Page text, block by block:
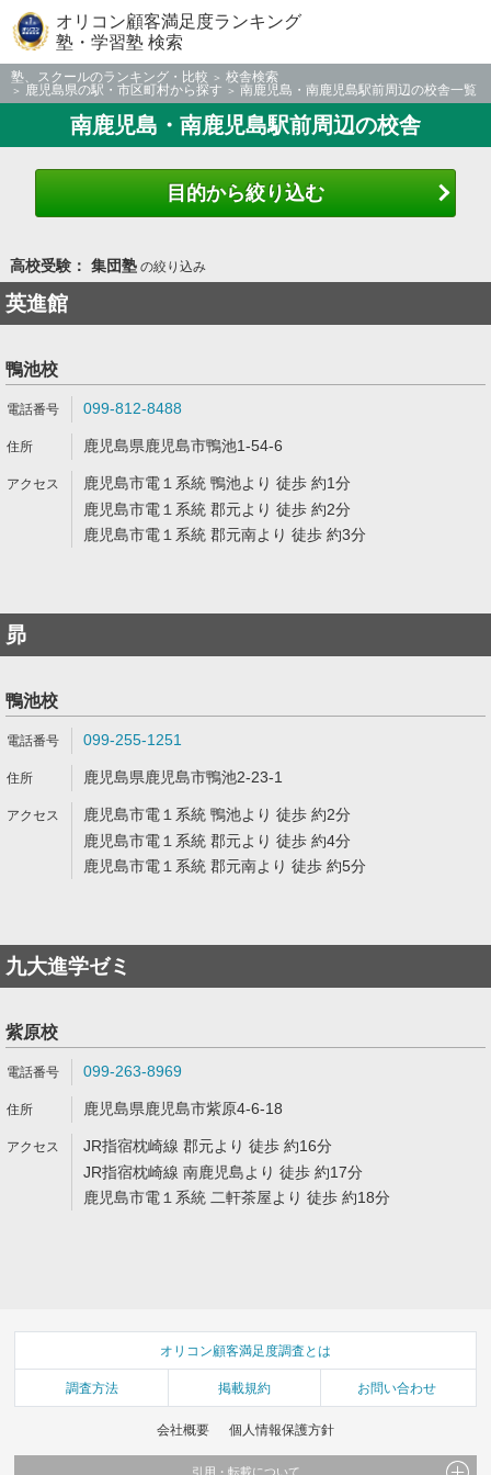
オリコン顧客満足度ランキング
塾・学習塾 検索
塾、スクールのランキング・比較
校舎検索
鹿児島県の駅・市区町村から探す
南鹿児島・南鹿児島駅前周辺の校舎一覧
南鹿児島・南鹿児島駅前周辺の校舎
目的から絞り込む
高校受験： 集団塾の絞り込み
英進館
鴨池校
099-812-8488
鹿児島県鹿児島市鴨池1-54-6
鹿児島市電１系統 鴨池より 徒歩 約1分
鹿児島市電１系統 郡元より 徒歩 約2分
鹿児島市電１系統 郡元南より 徒歩 約3分
昴
鴨池校
099-255-1251
鹿児島県鹿児島市鴨池2-23-1
鹿児島市電１系統 鴨池より 徒歩 約2分
鹿児島市電１系統 郡元より 徒歩 約4分
鹿児島市電１系統 郡元南より 徒歩 約5分
九大進学ゼミ
紫原校
099-263-8969
鹿児島県鹿児島市紫原4-6-18
JR指宿枕崎線 郡元より 徒歩 約16分
JR指宿枕崎線 南鹿児島より 徒歩 約17分
鹿児島市電１系統 二軒茶屋より 徒歩 約18分
オリコン顧客満足度調査とは
調査方法 掲載規約 お問い合わせ
会社概要 個人情報保護方針
引用・転載について